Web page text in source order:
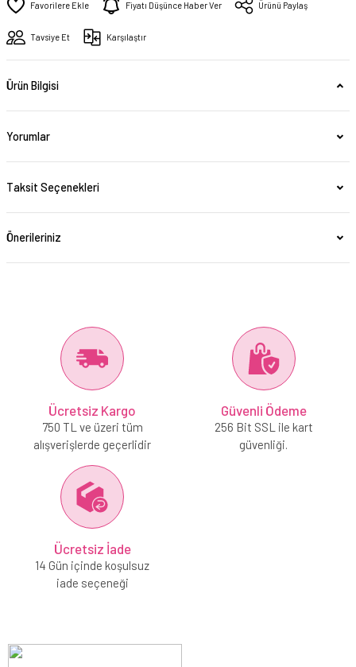
Fiyatı Düşünce Haber Ver Ürünü Paylaş
Tavsiye Et Karşılaştır
Ürün Bilgisi
Yorumlar
Taksit Seçenekleri
Önerileriniz
Ücretsiz Kargo
750 TL ve üzeri tüm
alışverişlerde geçerlidir
Güvenli Ödeme
256 Bit SSL ile kart
güvenliği.
Ücretsiz İade
14 Gün içinde koşulsuz
iade seçeneği